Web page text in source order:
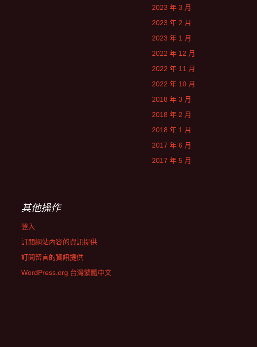
2023 年 3 月
2023 年 2 月
2023 年 1 月
2022 年 12 月
2022 年 11 月
2022 年 10 月
2018 年 3 月
2018 年 2 月
2018 年 1 月
2017 年 6 月
2017 年 5 月
其他操作
登入
訂閱網站內容的資訊提供
訂閱留言的資訊提供
WordPress.org 台灣繁體中文